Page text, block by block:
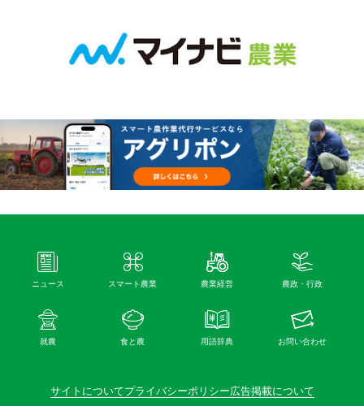
ニュース スマート農業 農業経営 農政・行政
就農 食と農 用語辞典 お問い合わせ
サイトについてプライバシーポリシー広告掲載について